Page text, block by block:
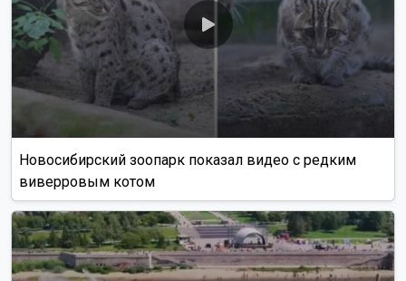
Новосибирский зоопарк показал видео с редким
виверровым котом